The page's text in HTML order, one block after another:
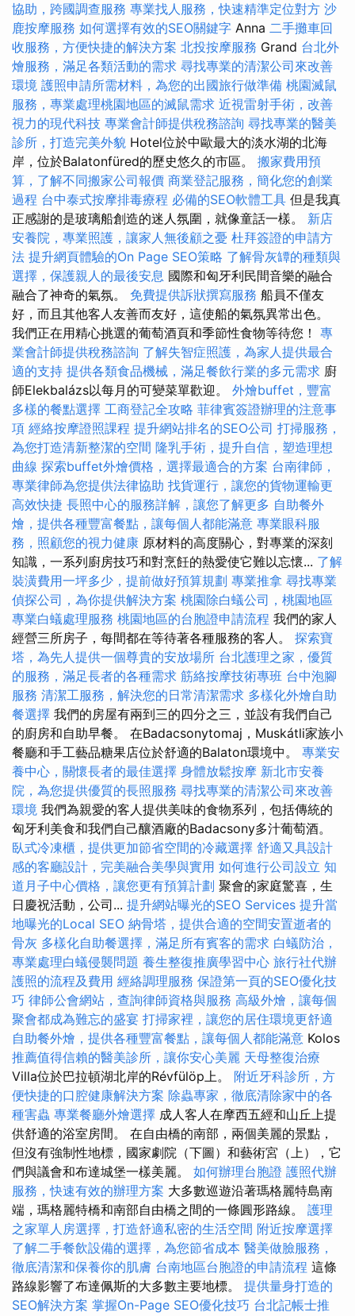
協助，跨國調查服務 專業找人服務，快速精準定位對方 沙
鹿按摩服務 如何選擇有效的SEO關鍵字 Anna 二手攤車回
收服務，方便快捷的解決方案 北投按摩服務 Grand 台北外
燴服務，滿足各類活動的需求 尋找專業的清潔公司來改善
環境 護照申請所需材料，為您的出國旅行做準備 桃園滅鼠
服務，專業處理桃園地區的滅鼠需求 近視雷射手術，改善
視力的現代科技 專業會計師提供稅務諮詢 尋找專業的醫美
診所，打造完美外貌 Hotel位於中歐最大的淡水湖的北海
岸，位於Balatonfüred的歷史悠久的市區。 搬家費用預
算，了解不同搬家公司報價 商業登記服務，簡化您的創業
過程 台中泰式按摩排毒療程 必備的SEO軟體工具 但是我真
正感謝的是玻璃船創造的迷人氛圍，就像童話一樣。 新店
安養院，專業照護，讓家人無後顧之憂 杜拜簽證的申請方
法 提升網頁體驗的On Page SEO策略 了解骨灰罈的種類與
選擇，保護親人的最後安息 國際和匈牙利民間音樂的融合
融合了神奇的氣氛。 免費提供訴狀撰寫服務 船員不僅友
好，而且其他客人友善而友好，這使船的氣氛異常出色。
我們正在用精心挑選的葡萄酒頁和季節性食物等待您！ 專
業會計師提供稅務諮詢 了解失智症照護，為家人提供最合
適的支持 提供各類食品機械，滿足餐飲行業的多元需求 廚
師Elekbalázs以每月的可變菜單歡迎。 外燴buffet，豐富
多樣的餐點選擇 工商登記全攻略 菲律賓簽證辦理的注意事
項 經絡按摩證照課程 提升網站排名的SEO公司 打掃服務，
為您打造清新整潔的空間 隆乳手術，提升自信，塑造理想
曲線 探索buffet外燴價格，選擇最適合的方案 台南律師，
專業律師為您提供法律協助 找貨運行，讓您的貨物運輸更
高效快捷 長照中心的服務詳解，讓您了解更多 自助餐外
燴，提供各種豐富餐點，讓每個人都能滿意 專業眼科服
務，照顧您的視力健康 原材料的高度關心，對專業的深刻
知識，一系列廚房技巧和對烹飪的熱愛使它難以忘懷... 了解
裝潢費用一坪多少，提前做好預算規劃 專業推拿 尋找專業
偵探公司，為你提供解決方案 桃園除白蟻公司，桃園地區
專業白蟻處理服務 桃園地區的台胞證申請流程 我們的家人
經營三所房子，每間都在等待著各種服務的客人。 探索寶
塔，為先人提供一個尊貴的安放場所 台北護理之家，優質
的服務，滿足長者的各種需求 筋絡按摩技術專班 台中泡腳
服務 清潔工服務，解決您的日常清潔需求 多樣化外燴自助
餐選擇 我們的房屋有兩到三的四分之三，並設有我們自己
的廚房和自助早餐。 在Badacsonytomaj，Muskátli家族小
餐廳和手工藝品糖果店位於舒適的Balaton環境中。 專業安
養中心，關懷長者的最佳選擇 身體放鬆按摩 新北市安養
院，為您提供優質的長照服務 尋找專業的清潔公司來改善
環境 我們為親愛的客人提供美味的食物系列，包括傳統的
匈牙利美食和我們自己釀酒廠的Badacsony多汁葡萄酒。
臥式冷凍櫃，提供更加節省空間的冷藏選擇 舒適又具設計
感的客廳設計，完美融合美學與實用 如何進行公司設立 知
道月子中心價格，讓您更有預算計劃 聚會的家庭驚喜，生
日慶祝活動，公司... 提升網站曝光的SEO Services 提升當
地曝光的Local SEO 納骨塔，提供合適的空間安置逝者的
骨灰 多樣化自助餐選擇，滿足所有賓客的需求 白蟻防治，
專業處理白蟻侵襲問題 養生整復推廣學習中心 旅行社代辦
護照的流程及費用 經絡調理服務 保證第一頁的SEO優化技
巧 律師公會網站，查詢律師資格與服務 高級外燴，讓每個
聚會都成為難忘的盛宴 打掃家裡，讓您的居住環境更舒適
自助餐外燴，提供各種豐富餐點，讓每個人都能滿意 Kolos
推薦值得信賴的醫美診所，讓你安心美麗 天母整復治療
Villa位於巴拉頓湖北岸的Révfülöp上。 附近牙科診所，方
便快捷的口腔健康解決方案 除蟲專家，徹底清除家中的各
種害蟲 專業餐廳外燴選擇 成人客人在摩西五經和山丘上提
供舒適的浴室房間。 在自由橋的南部，兩個美麗的景點，
但沒有強制性地標，國家劇院（下圖）和藝術宮（上），它
們與議會和布達城堡一樣美麗。 如何辦理台胞證 護照代辦
服務，快速有效的辦理方案 大多數巡遊沿著瑪格麗特島南
端，瑪格麗特橋和南部自由橋之間的一條圓形路線。 護理
之家單人房選擇，打造舒適私密的生活空間 附近按摩選擇
了解二手餐飲設備的選擇，為您節省成本 醫美做臉服務，
徹底清潔和保養你的肌膚 台南地區台胞證的申請流程 這條
路線影響了布達佩斯的大多數主要地標。 提供量身打造的
SEO解決方案 掌握On-Page SEO優化技巧 台北記帳士推